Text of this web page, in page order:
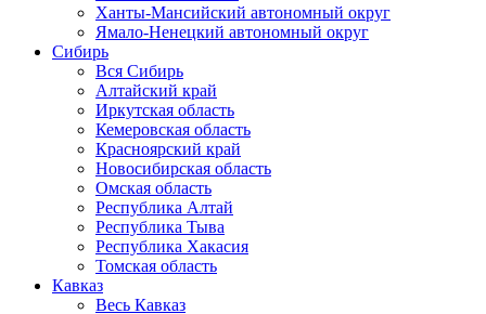
Ханты-Мансийский автономный округ
Ямало-Ненецкий автономный округ
Сибирь
Вся Сибирь
Алтайский край
Иркутская область
Кемеровская область
Красноярский край
Новосибирская область
Омская область
Республика Алтай
Республика Тыва
Республика Хакасия
Томская область
Кавказ
Весь Кавказ